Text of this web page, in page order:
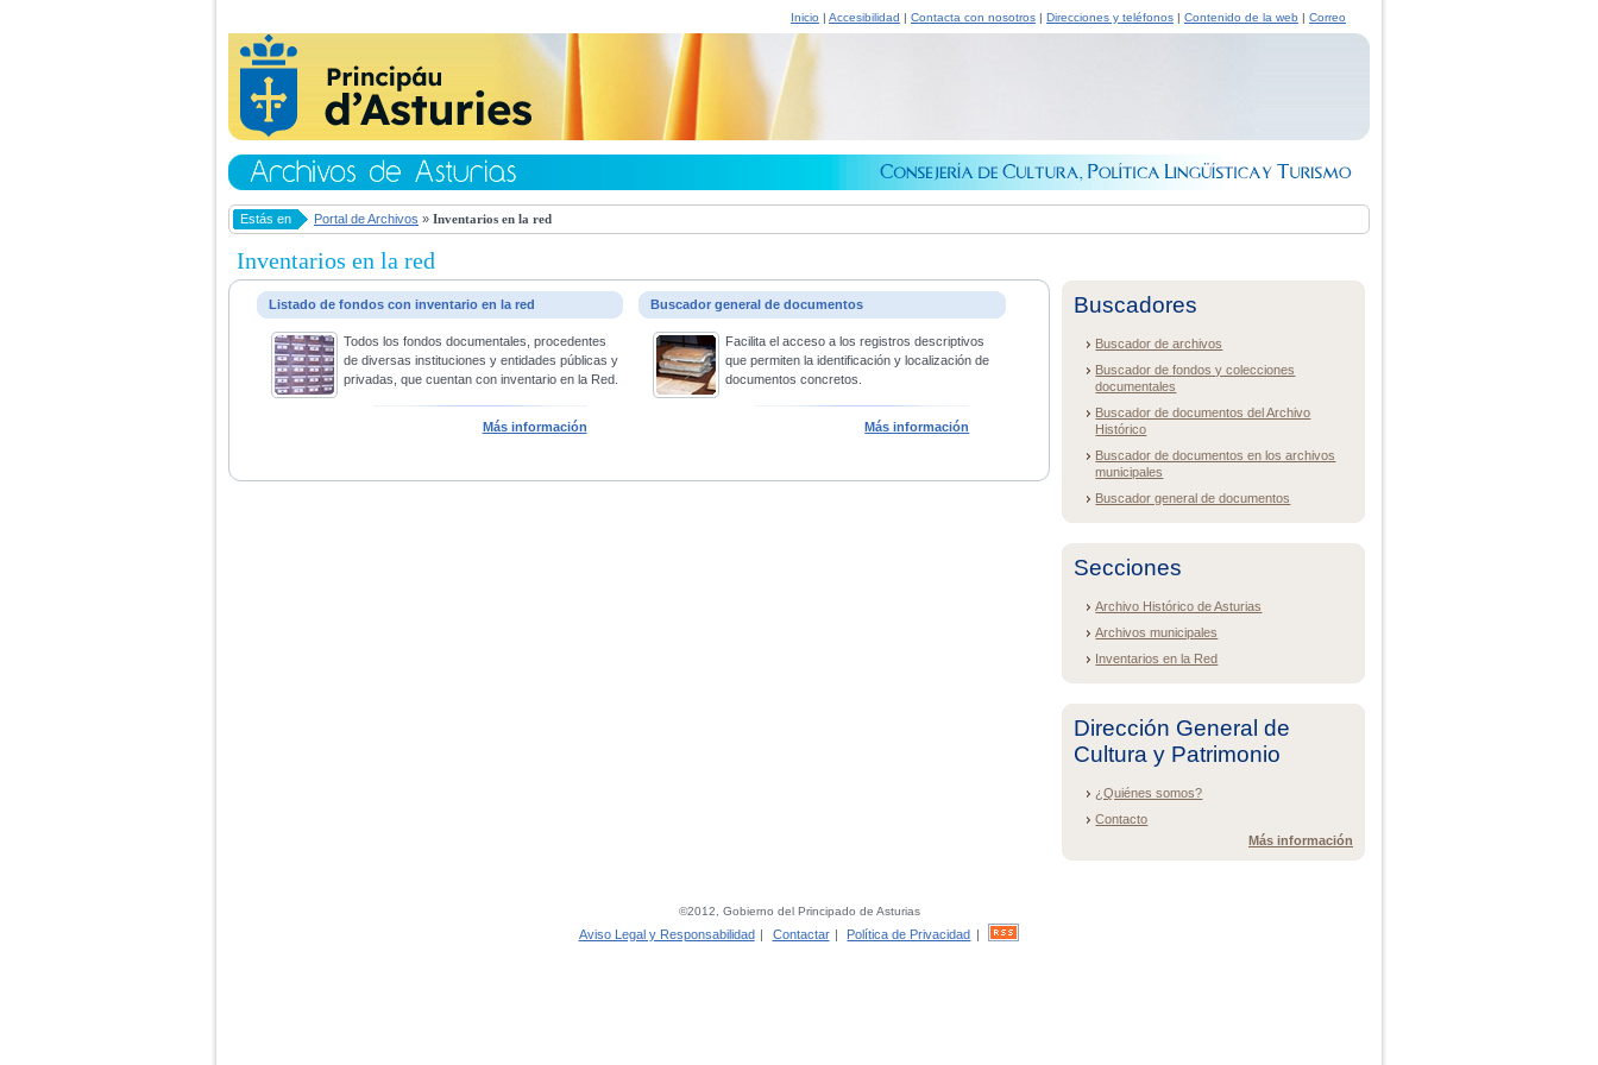
Inicio | Accesibilidad | Contacta con nosotros | Direcciones y teléfonos | Contenido de la web | Correo
Estás en Portal de Archivos » Inventarios en la red
Inventarios en la red
Listado de fondos con inventario en la red
Todos los fondos documentales, procedentes
de diversas instituciones y entidades públicas y
privadas, que cuentan con inventario en la Red.
Más información
Buscador general de documentos
Facilita el acceso a los registros descriptivos
que permiten la identificación y localización de
documentos concretos.
Más información
Buscadores
Buscador de archivos
Buscador de fondos y colecciones
documentales
Buscador de documentos del Archivo
Histórico
Buscador de documentos en los archivos
municipales
Buscador general de documentos
Secciones
Archivo Histórico de Asturias
Archivos municipales
Inventarios en la Red
Dirección General de
Cultura y Patrimonio
¿Quiénes somos?
Contacto
Más información
©2012, Gobierno del Principado de Asturias
Aviso Legal y Responsabilidad | Contactar | Política de Privacidad |